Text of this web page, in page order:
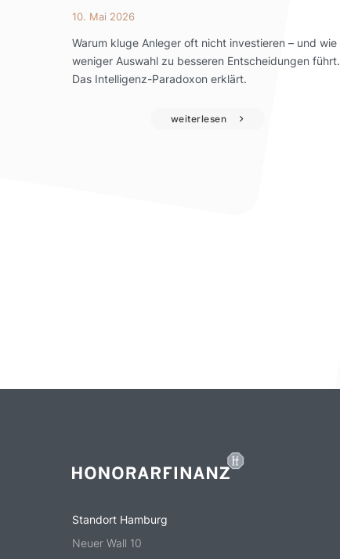
10. Mai 2026
Warum kluge Anleger oft nicht investieren – und wie
weniger Auswahl zu besseren Entscheidungen führt.
Das Intelligenz-Paradoxon erklärt.
weiterlesen
Standort Hamburg
Neuer Wall 10